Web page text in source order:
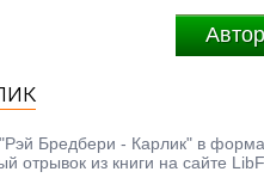
"Рэй Бредбери - Карлик" в
отрывок из книги на сайте